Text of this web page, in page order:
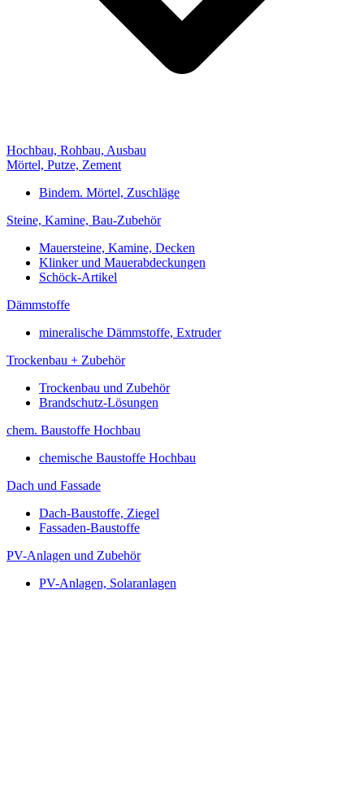
Hochbau, Rohbau, Ausbau
Mörtel, Putze, Zement
Bindem. Mörtel, Zuschläge
Steine, Kamine, Bau-Zubehör
Mauersteine, Kamine, Decken
Klinker und Mauerabdeckungen
Schöck-Artikel
Dämmstoffe
mineralische Dämmstoffe, Extruder
Trockenbau + Zubehör
Trockenbau und Zubehör
Brandschutz-Lösungen
chem. Baustoffe Hochbau
chemische Baustoffe Hochbau
Dach und Fassade
Dach-Baustoffe, Ziegel
Fassaden-Baustoffe
PV-Anlagen und Zubehör
PV-Anlagen, Solaranlagen